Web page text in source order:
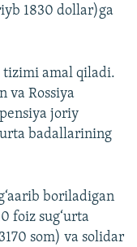
1830 dollar)ga
tizimi amal qiladi.
va Rossiya
joriy
badallarining
boriladigan
foiz sug‘urta
som) va solidar